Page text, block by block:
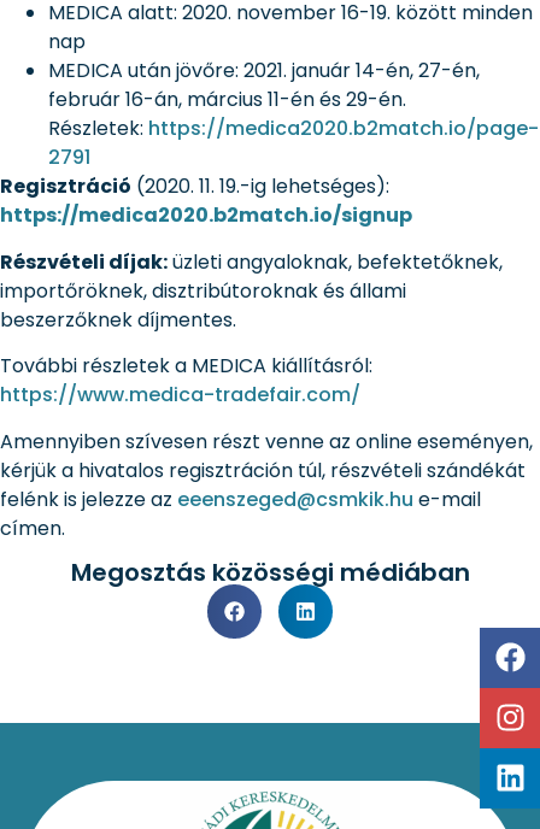
MEDICA alatt: 2020. november 16-19. között minden
nap
MEDICA után jövőre: 2021. január 14-én, 27-én,
február 16-án, március 11-én és 29-én.
Részletek: https://medica2020.b2match.io/page-
2791
Regisztráció (2020. 11. 19.-ig lehetséges):
https://medica2020.b2match.io/signup
Részvételi díjak:üzleti angyaloknak, befektetőknek,
importőröknek, disztribútoroknak és állami
beszerzőknek díjmentes.
További részletek a MEDICA kiállításról:
https://www.medica-tradefair.com/
Amennyiben szívesen részt venne az online eseményen,
kérjük a hivatalos regisztráción túl, részvételi szándékát
felénk is jelezze az eeenszeged@csmkik.hu e-mail
címen.
Megosztás közösségi médiában